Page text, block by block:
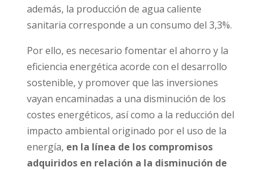
además, la producción de agua caliente
sanitaria corresponde a un consumo del 3,3%.
Por ello, es necesario fomentar el ahorro y la
eficiencia energética acorde con el desarrollo
sostenible, y promover que las inversiones
vayan encaminadas a una disminución de los
costes energéticos, así como a la reducción del
impacto ambiental originado por el uso de la
energía, en la línea de los compromisos
adquiridos en relación a la disminución de